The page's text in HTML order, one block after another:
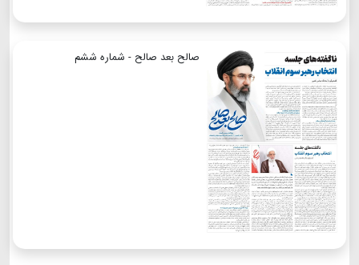
صالح بعد صالح - شماره ششم